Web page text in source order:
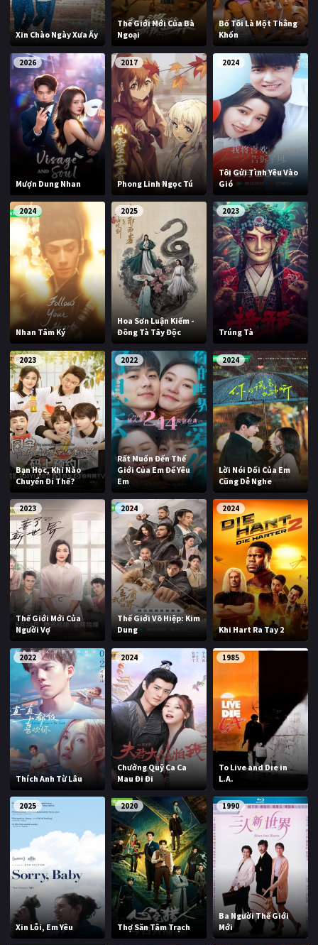
Xin Chào Ngày Xưa Ấy
Thế Giới Mới Của Bà
Ngoại
Bố Tôi Là Một Thằng
Khốn
2026
Mượn Dung Nhan
2017
Phong Linh Ngọc Tú
2024
Tôi Gửi Tình Yêu Vào
Gió
2024
Nhan Tâm Ký
2025
Hoa Sơn Luận Kiếm -
Đông Tà Tây Độc
2023
Trúng Tà
2023
Bạn Học, Khi Nào
Chuyển Đi Thế?
2022
Rất Muốn Đến Thế
Giới Của Em Để Yêu
Em
2024
Lời Nói Dối Của Em
Cũng Dễ Nghe
2023
Thế Giới Mới Của
Người Vợ
2024
Thế Giới Võ Hiệp: Kim
Dung
2024
Khi Hart Ra Tay 2
2022
Thích Anh Từ Lâu
2024
Chưởng Quỹ Ca Ca
Mau Đi Đi
1985
To Live and Die in
L.A.
2025
Xin Lỗi, Em Yêu
2020
Thợ Săn Tâm Trạch
1990
Ba Người Thế Giới
Mới